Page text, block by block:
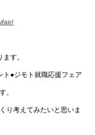
す。
ト ●ジモト就職応援フェア
。
り考えてみたいと思いま